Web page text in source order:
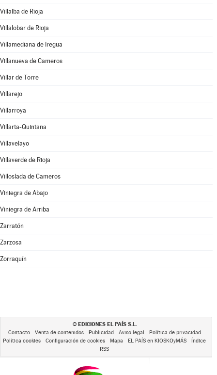
Villalba de Rioja
Villalobar de Rioja
Villamediana de Iregua
Villanueva de Cameros
Villar de Torre
Villarejo
Villarroya
Villarta-Quintana
Villavelayo
Villaverde de Rioja
Villoslada de Cameros
Viniegra de Abajo
Viniegra de Arriba
Zarratón
Zarzosa
Zorraquín
© EDICIONES EL PAÍS S.L.
Contacto Venta de contenidos Publicidad Aviso legal
Política de privacidad
Política cookies
Configuración de cookies Mapa EL PAÍS en KIOSKOyMÁS
Índice
RSS